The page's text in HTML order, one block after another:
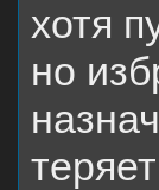
хотя
но